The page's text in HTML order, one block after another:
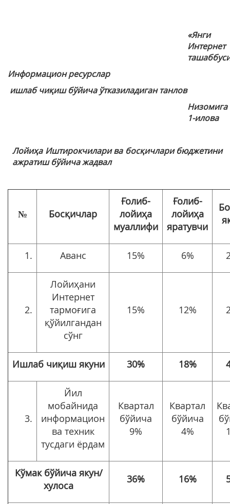
«Янги
Интернет
Информацион ресурслар
ишлаб чиқиш бўйича ўтказиладиган танлов
Низомига
1-илова
Лойиҳа Иштирокчилари ва босқичлари бюджетини
ажратиш бўйича жадвал
№ Босқичлар
Ғолиб-
лойиҳа
муаллифи
Ғолиб-
лойиҳа
яратувчи
1. Аванс 15% 6%
2.
Лойиҳани
Интернет
тармоғига
қўйилгандан
сўнг
15% 12%
Ишлаб чиқиш якуни 30% 18%
3.
Йил
мобайнида
информацион
ва техник
тусдаги ёрдам
Квартал
бўйича
9%
Квартал
бўйича
4%
Кўмак бўйича якун/
хулоса
36% 16%